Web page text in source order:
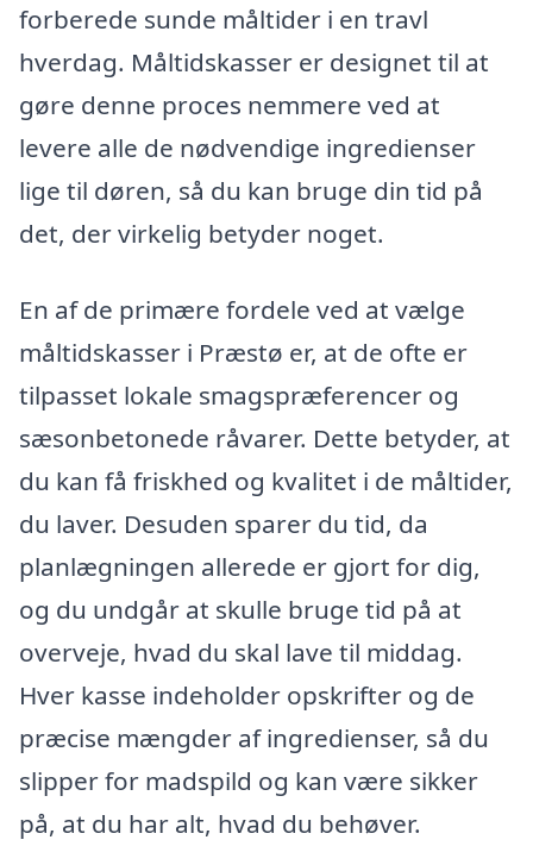
forberede sunde måltider i en travl
hverdag. Måltidskasser er designet til at
gøre denne proces nemmere ved at
levere alle de nødvendige ingredienser
lige til døren, så du kan bruge din tid på
det, der virkelig betyder noget.
En af de primære fordele ved at vælge
måltidskasser i Præstø er, at de ofte er
tilpasset lokale smagspræferencer og
sæsonbetonede råvarer. Dette betyder, at
du kan få friskhed og kvalitet i de måltider,
du laver. Desuden sparer du tid, da
planlægningen allerede er gjort for dig,
og du undgår at skulle bruge tid på at
overveje, hvad du skal lave til middag.
Hver kasse indeholder opskrifter og de
præcise mængder af ingredienser, så du
slipper for madspild og kan være sikker
på, at du har alt, hvad du behøver.